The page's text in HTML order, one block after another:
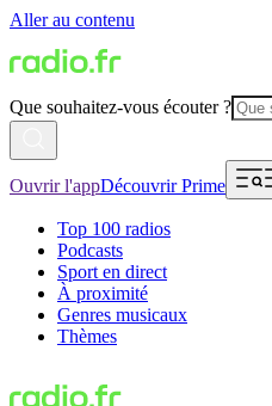
Aller au contenu
Que souhaitez-vous écouter ?
Ouvrir l'appDécouvrir Prime
Top 100 radios
Podcasts
Sport en direct
À proximité
Genres musicaux
Thèmes